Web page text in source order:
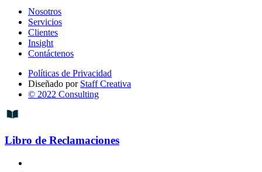
Nosotros
Servicios
Clientes
Insight
Contáctenos
Políticas de Privacidad
Diseñado por Staff Creativa
© 2022 Consulting
Libro de Reclamaciones